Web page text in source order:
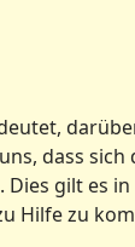
dass sich
gilt es in
Hilfe zu